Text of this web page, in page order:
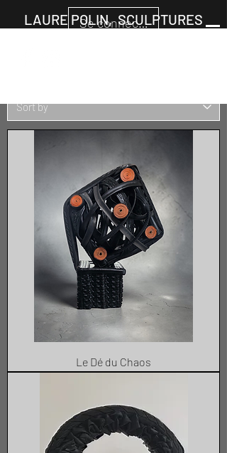
LAURE POLIN, SCULPTURES
Se connecter
Le Dé du Chaos